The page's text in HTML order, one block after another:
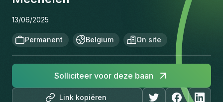
13/06/2025
Permanent Belgium On site
Link kopiëren
Solliciteer voor deze baan